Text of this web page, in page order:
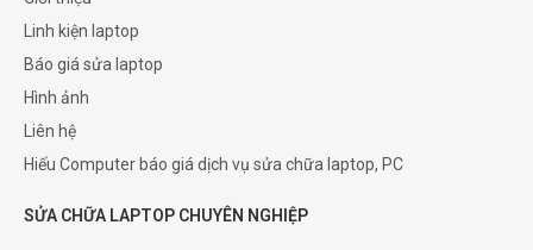
Linh kiện laptop
Báo giá sửa laptop
Hình ảnh
Liên hệ
Hiếu Computer báo giá dịch vụ sửa chữa laptop, PC
SỬA CHỮA LAPTOP CHUYÊN NGHIỆP